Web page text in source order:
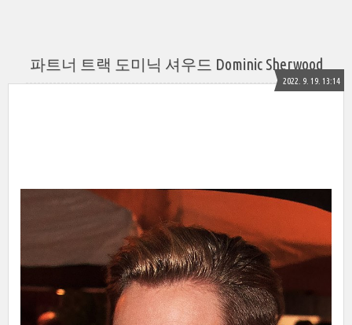
파트너 트랙 도미닉 셔우드 Dominic Sherwood
2022. 9. 19. 13:14